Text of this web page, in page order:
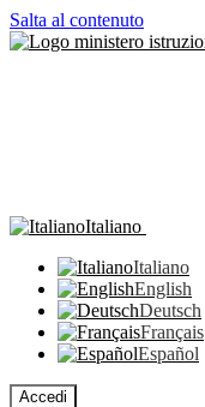
Salta al contenuto
Italiano
Italiano
English
Deutsch
Français
Español
Accedi